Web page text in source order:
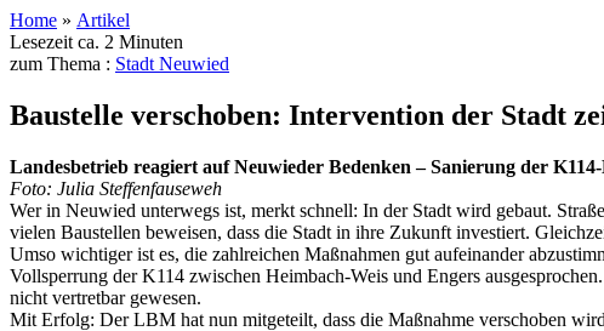
Home » Artikel
Lesezeit ca. 2 Minuten
zum Thema : Stadt Neuwied
Baustelle verschoben: Intervention der Stadt
Landesbetrieb reagiert auf Neuwieder Bedenken – Sanierung der
Foto: Julia Steffenfauseweh
Wer in Neuwied unterwegs ist, merkt schnell: In der Stadt wird gebaut.
vielen Baustellen beweisen, dass die Stadt in ihre Zukunft investiert.
Umso wichtiger ist es, die zahlreichen Maßnahmen gut aufeinander
Vollsperrung der K114 zwischen Heimbach-Weis und Engers
nicht vertretbar gewesen.
Mit Erfolg: Der LBM hat nun mitgeteilt, dass die Maßnahme verschoben